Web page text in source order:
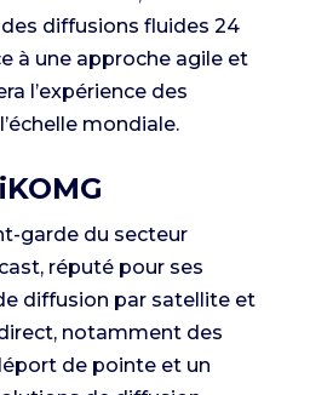
diffusions fluides 24
à une approche agile et
l’expérience des
mondiale.
garde du secteur
réputé pour ses
diffusion par satellite et
notamment des
de pointe et un